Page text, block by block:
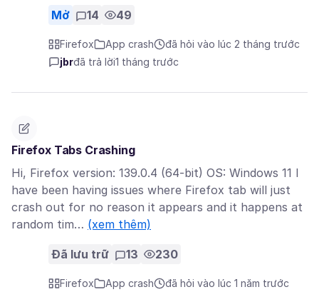
Mở 14 49
Firefox App crash
đã hỏi vào lúc 2 tháng trước
jbrđã trả lời1 tháng trước
Firefox Tabs Crashing
Hi, Firefox version: 139.0.4 (64-bit) OS: Windows 11 I
have been having issues where Firefox tab will just
crash out for no reason it appears and it happens at
random tim… (xem thêm)
Đã lưu trữ 13 230
Firefox App crash
đã hỏi vào lúc 1 năm trước